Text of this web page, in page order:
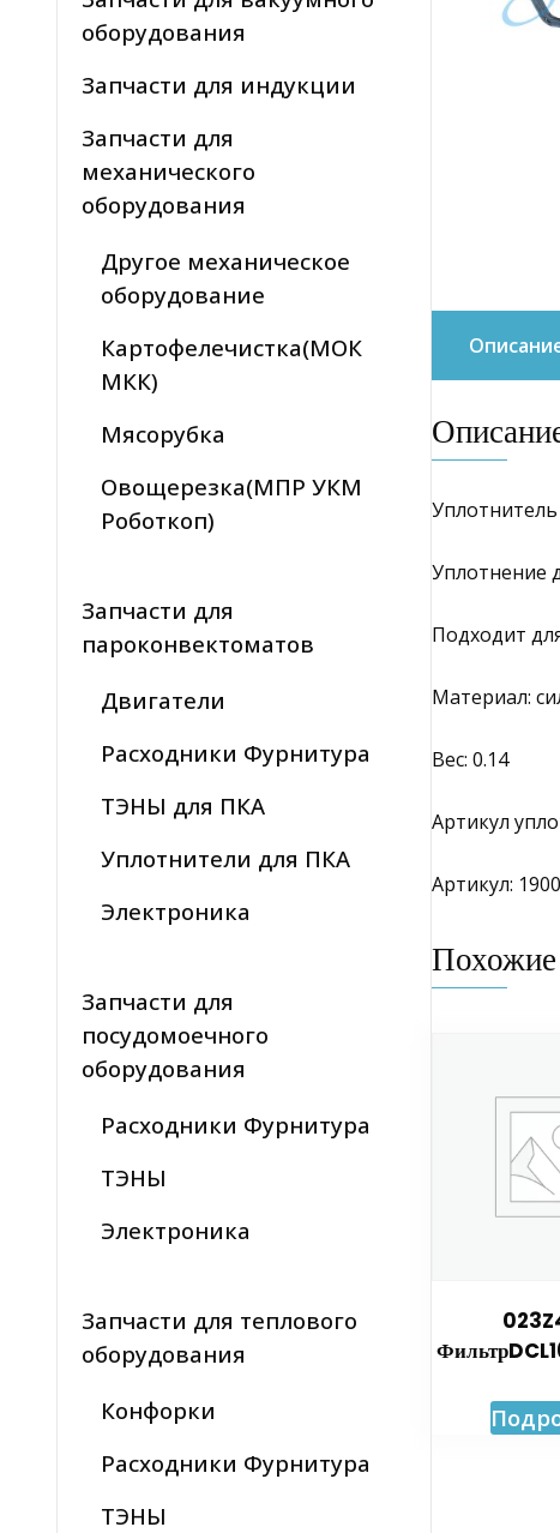
Уплотнение
Подходит
Материал:
Вес: 0.14
Артикул
Артикул:
Похожие
оборудования
Запчасти для индукции
Запчасти для
механического
оборудования
Другое механическое
оборудование
Картофелечистка(МОК
МКК)
Мясорубка
Овощерезка(МПР УКМ
Роботкоп)
Запчасти для
пароконвектоматов
Двигатели
Расходники Фурнитура
ТЭНЫ для ПКА
Уплотнители для ПКА
Электроника
Запчасти для
посудомоечного
оборудования
Расходники Фурнитура
ТЭНЫ
Электроника
Запчасти для теплового
оборудования
Конфорки
Расходники Фурнитура
ТЭНЫ